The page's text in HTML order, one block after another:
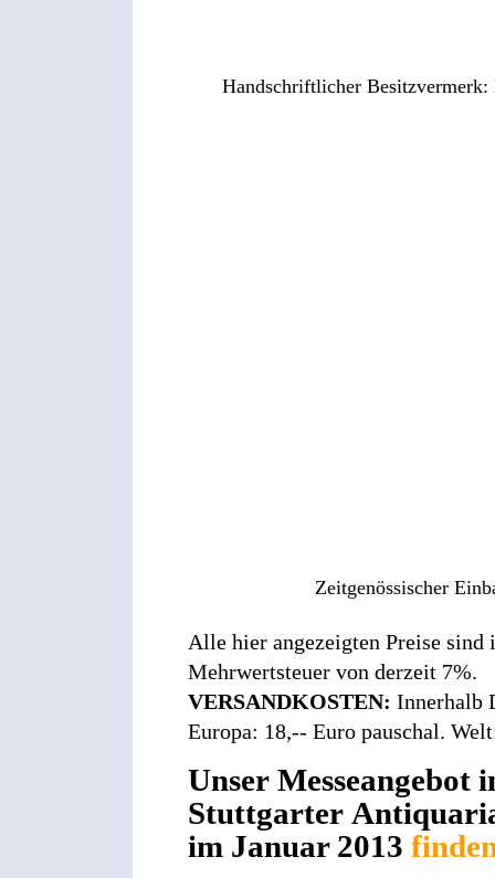
Handschriftlicher
Zeitgenössischer
Alle hier angezeigten Preise
Mehrwertsteuer von derzeit 7%.
VERSANDKOSTEN: Innerhalb
Europa: 18,-- Euro pauschal.
Unser Messeangebot
Stuttgarter
im Januar 2013